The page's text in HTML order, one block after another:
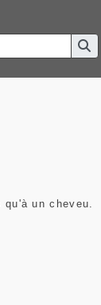
qu'à un cheveu.